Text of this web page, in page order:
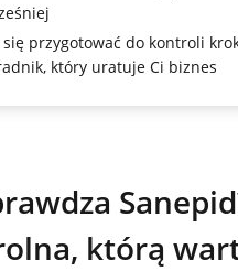
się przygotować do kontroli
który uratuje Ci biznes
którą